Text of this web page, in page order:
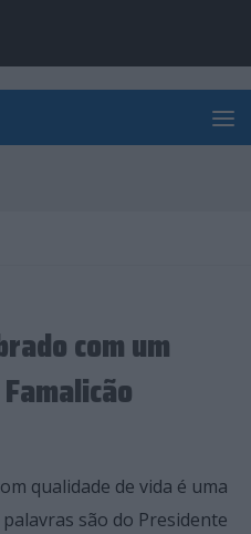
com um
qualidade de vida é uma
palavras são do Presidente